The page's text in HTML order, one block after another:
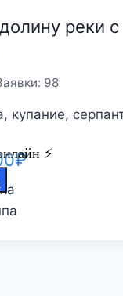
реки с
98
купание,
₽